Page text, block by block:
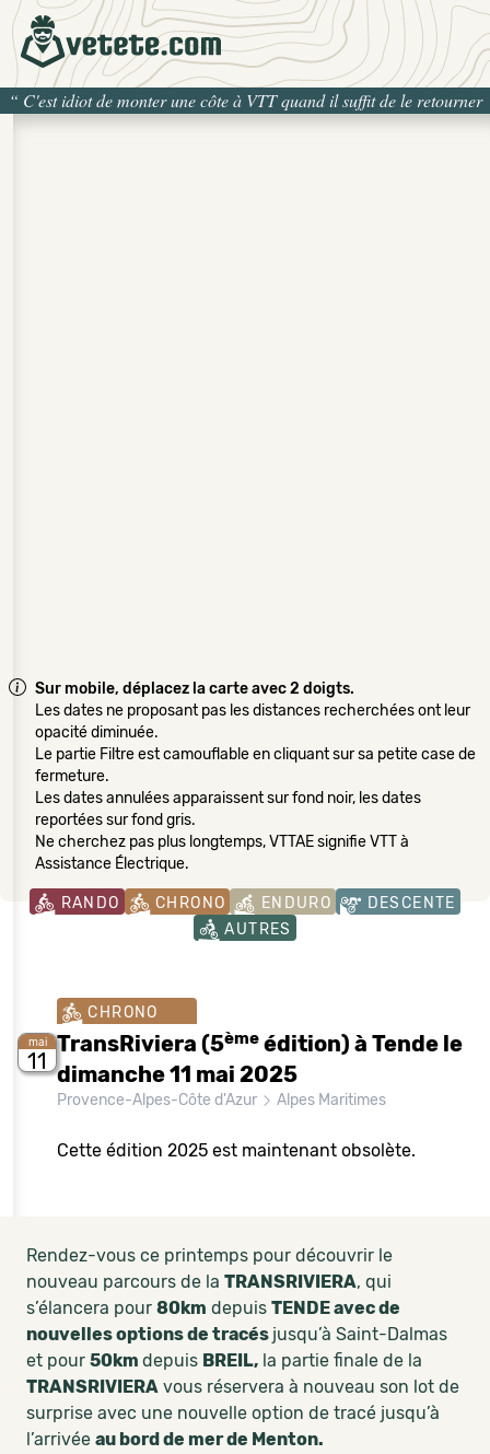
“ C'est idiot de monter une côte à VTT quand il suffit de le retourner
pour la descendre”
Sur mobile, déplacez la carte avec 2 doigts.
Les dates ne proposant pas les distances recherchées ont leur
opacité diminuée.
Le partie Filtre est camouflable en cliquant sur sa petite case de
fermeture.
Les dates annulées apparaissent sur fond noir, les dates
reportées sur fond gris.
Ne cherchez pas plus longtemps, VTTAE signifie VTT à
Assistance Électrique.
RANDO CHRONO ENDURO
DESCENTE
AUTRES
mai
11
CHRONO
TransRiviera (5ème édition) à Tende le
dimanche 11 mai 2025
Provence-Alpes-Côte d'Azur Alpes Maritimes
Cette édition 2025 est maintenant obsolète.
Rendez-vous ce printemps pour découvrir le
nouveau parcours de la TRANSRIVIERA, qui
s’élancera pour 80km depuis TENDE avec de
nouvelles options de tracés jusqu’à Saint-Dalmas
et pour 50km depuis BREIL, la partie finale de la
TRANSRIVIERA vous réservera à nouveau son lot de
surprise avec une nouvelle option de tracé jusqu’à
l’arrivée au bord de mer de Menton.